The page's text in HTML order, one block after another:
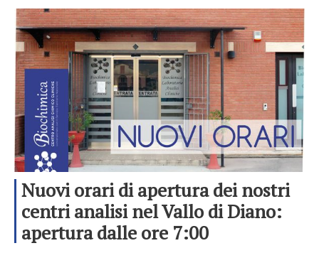
Nuovi orari di apertura dei nostri
centri analisi nel Vallo di Diano:
apertura dalle ore 7:00